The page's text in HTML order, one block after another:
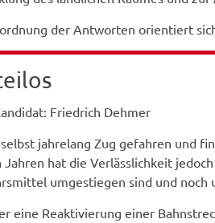
der Antworten orientiert
Friedrich Dehmer
jahrelang Zug gefahren und
hat die Verlässlichkeit
umgestiegen sind und noch
eine Reaktivierung einer